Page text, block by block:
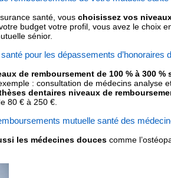
santé, vous choisissez vos
budget votre profil, vous avez le choix
sénior.
pour les dépassements
de remboursement de 100 % à 300
: consultation de médecins analyse
dentaires niveaux de
80 € à 250 €.
mutuelle santé des
les médecines douces comme